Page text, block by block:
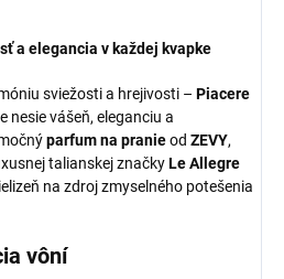
a elegancia v každej kvapke
sviežosti a hrejivosti – Piacere
nesie vášeň, eleganciu a
parfum na pranieod ZEVY,
talianskej značkyLe Allegre
na zdroj zmyselného potešenia
vôní